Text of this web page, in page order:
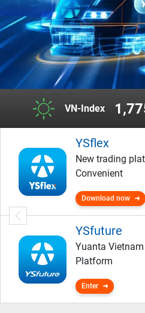
VN-Index
YSflex
New trading
Convenient
Download now
YSfuture
Yuanta
Platform
Enter